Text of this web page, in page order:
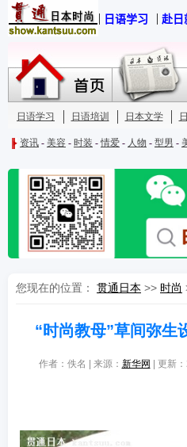
您现在的位置： 贯通日本 >> 时尚
“时尚教母”草间弥生
作者：佚名 | 来源： 新华网 | 更新